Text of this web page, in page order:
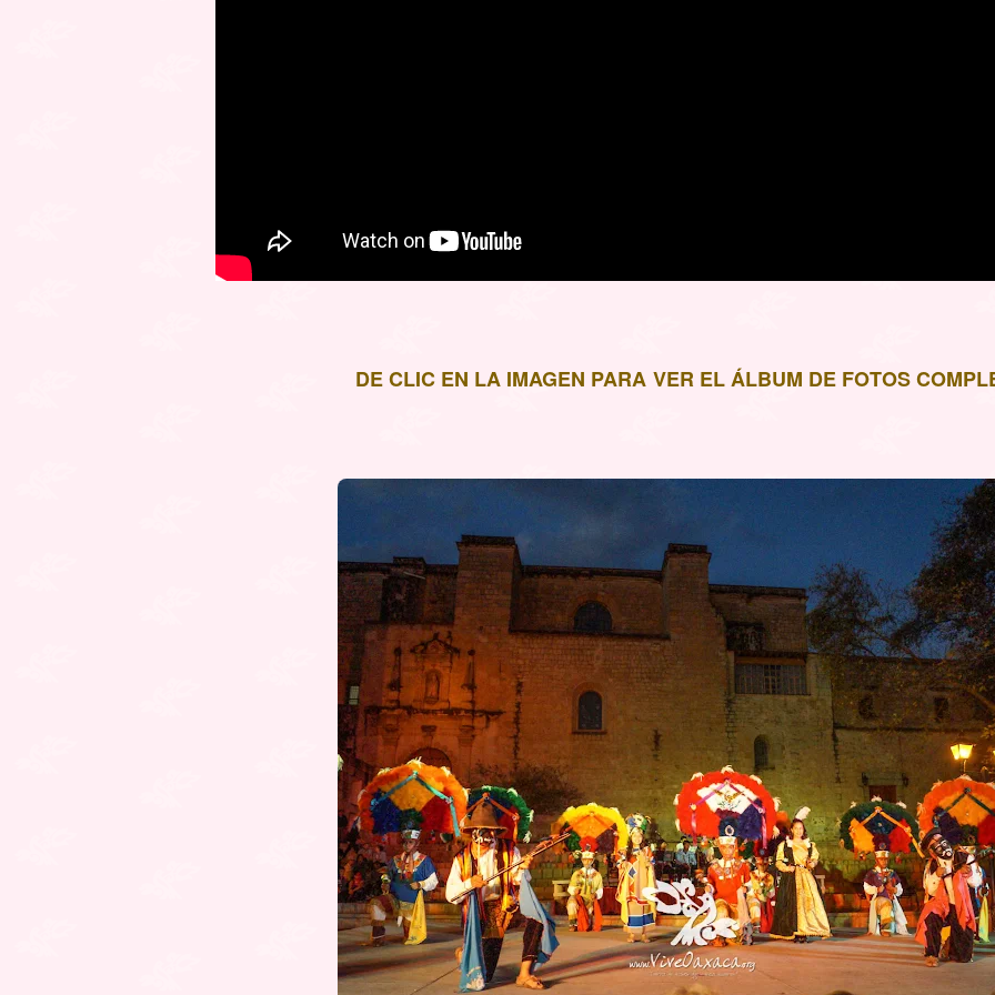
DE CLIC EN LA IMAGEN PARA VER EL ÁLBUM DE FOTOS